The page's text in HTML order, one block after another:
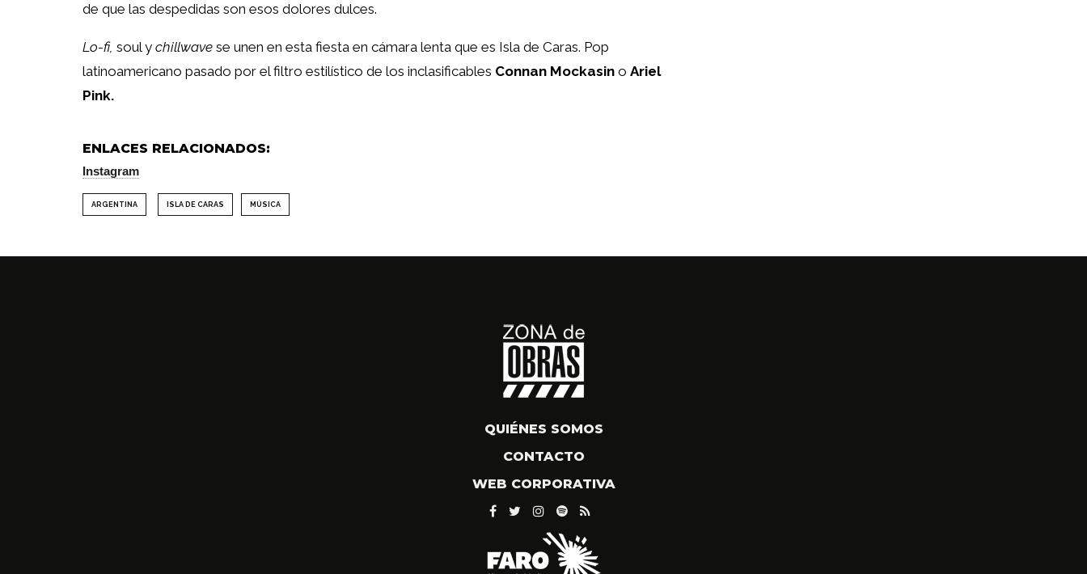
de que las despedidas son esos dolores dulces.
Lo-fi, soul y chillwave se unen en esta fiesta en cámara lenta que es Isla de Caras. Pop
latinoamericano pasado por el filtro estilístico de los inclasificables Connan Mockasin o Ariel
Pink.
ENLACES RELACIONADOS:
Instagram
ARGENTINA ISLA DE CARAS MÚSICA
QUIÉNES SOMOS
CONTACTO
WEB CORPORATIVA